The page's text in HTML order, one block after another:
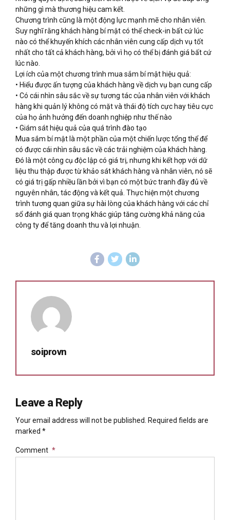
những gì mà thương hiệu cam kết.
Chương trình cũng là một động lực mạnh mẽ cho nhân viên.
Suy nghĩ rằng khách hàng bí mật có thể check-in bất cứ lúc
nào có thể khuyến khích các nhân viên cung cấp dịch vụ tốt
nhất cho tất cả khách hàng, bởi vì họ có thể bị đánh giá bất cứ
lúc nào.
Lợi ích của một chương trình mua sắm bí mật hiệu quả:
• Hiểu được ấn tượng của khách hàng về dịch vụ bạn cung cấp
• Có cái nhìn sâu sắc về sự tương tác của nhân viên với khách
hàng khi quản lý không có mặt và thái độ tích cực hay tiêu cực
của họ ảnh hưởng đến doanh nghiệp như thế nào
• Giám sát hiệu quả của quá trình đào tạo
Mua sắm bí mật là một phần của một chiến lược tổng thể để
có được cái nhìn sâu sắc về các trải nghiệm của khách hàng.
Đó là một công cụ độc lập có giá trị, nhưng khi kết hợp với dữ
liệu thu thập được từ khảo sát khách hàng và nhân viên, nó sẽ
có giá trị gấp nhiều lần bởi vì bạn có một bức tranh đầy đủ về
nguyên nhân, tác động và kết quả. Thực hiện một chương
trình tương quan giữa sự hài lòng của khách hàng với các chỉ
sổ đánh giá quan trọng khác giúp tăng cường khả năng của
công ty để tăng doanh thu và lợi nhuận.
soiprovn
Leave a Reply
Your email address will not be published. Required fields are
marked *
Comment *